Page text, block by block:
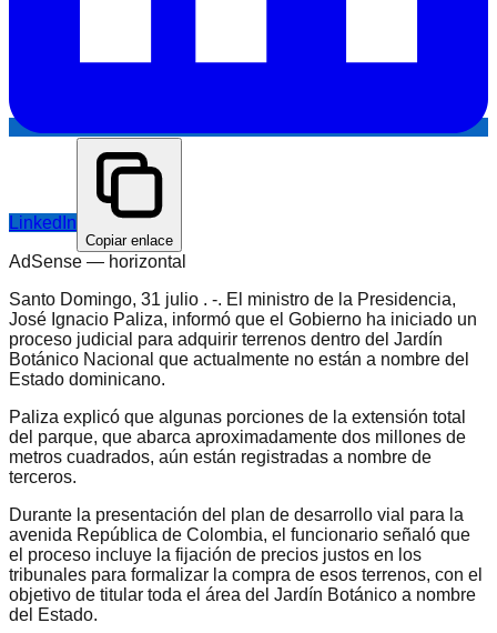
LinkedIn
Copiar enlace
AdSense — horizontal
Santo Domingo, 31 julio . -. El ministro de la Presidencia,
José Ignacio Paliza, informó que el Gobierno ha iniciado un
proceso judicial para adquirir terrenos dentro del Jardín
Botánico Nacional que actualmente no están a nombre del
Estado dominicano.
Paliza explicó que algunas porciones de la extensión total
del parque, que abarca aproximadamente dos millones de
metros cuadrados, aún están registradas a nombre de
terceros.
Durante la presentación del plan de desarrollo vial para la
avenida República de Colombia, el funcionario señaló que
el proceso incluye la fijación de precios justos en los
tribunales para formalizar la compra de esos terrenos, con el
objetivo de titular toda el área del Jardín Botánico a nombre
del Estado.